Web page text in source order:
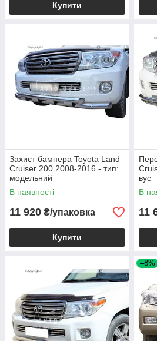
Купити
Захист бампера Toyota Land
Cruiser 200 2008-2016 - тип:
модельний
В наявності
11 920 ₴/упаковка
Купити
вус
В
11
–8%